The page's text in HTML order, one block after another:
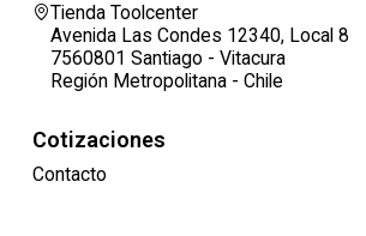
Tienda Toolcenter
Avenida Las Condes 12340, Local 8
7560801 Santiago - Vitacura
Región Metropolitana - Chile
Cotizaciones
Contacto